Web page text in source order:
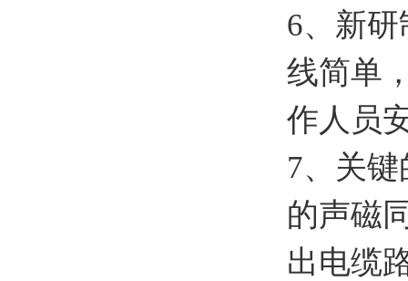
6、新
线简单
作人员
7、关
的声磁
出电缆